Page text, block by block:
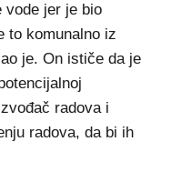
vode jer je bio
to komunalno iz
je. On ističe da je
radova i
radova, da bi ih